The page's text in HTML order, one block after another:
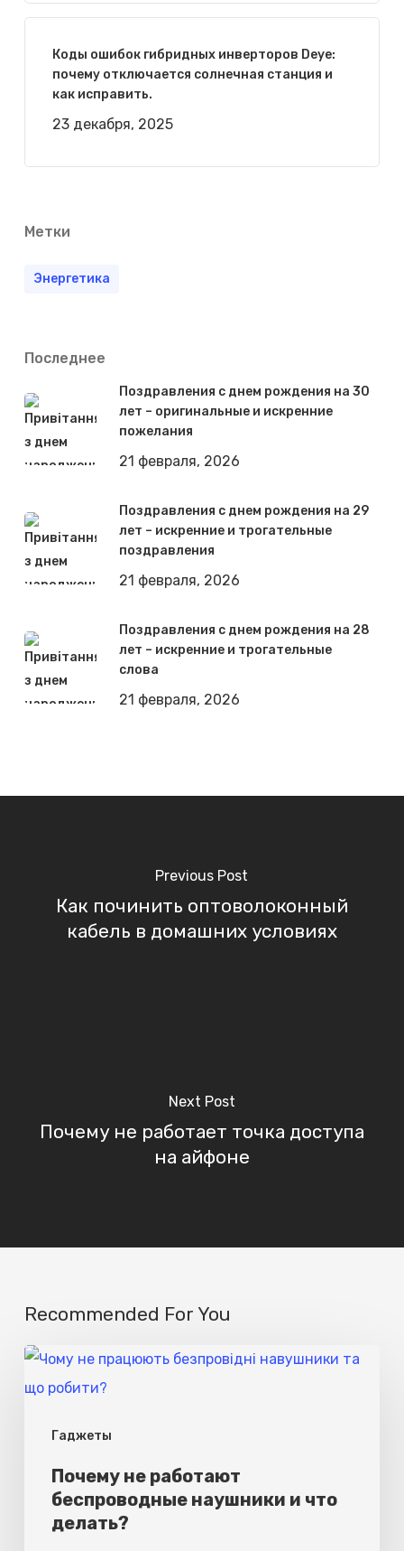
Коды ошибок гибридных инверторов Deye:
почему отключается солнечная станция и
как исправить.
23 декабря, 2025
Метки
Энергетика
Последнее
Поздравления с днем рождения на 30
лет – оригинальные и искренние
пожелания
21 февраля, 2026
Поздравления с днем рождения на 29
лет – искренние и трогательные
поздравления
21 февраля, 2026
Поздравления с днем рождения на 28
лет – искренние и трогательные
слова
21 февраля, 2026
Previous Post
Как починить оптоволоконный
кабель в домашних условиях
Next Post
Почему не работает точка доступа
на айфоне
Recommended For You
Гаджеты
Почему
не
беспроводные
наушники
Почему не работают
беспроводные наушники и что
делать?